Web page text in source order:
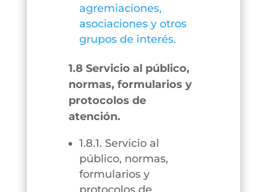
agremiaciones,
asociaciones y otros
grupos de interés.
1.8 Servicio al público,
normas, formularios y
protocolos de
atención.
1.8.1. Servicio al
público, normas,
formularios y